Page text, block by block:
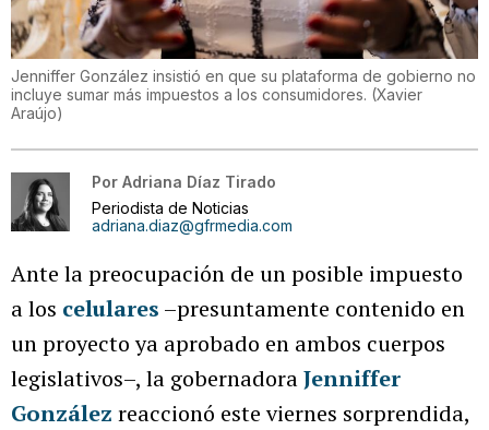
Jenniffer González insistió en que su plataforma de gobierno no
incluye sumar más impuestos a los consumidores. (Xavier
Araújo)
Por Adriana Díaz Tirado
Periodista de Noticias
adriana.diaz@gfrmedia.com
Ante la preocupación de un posible impuesto
a los celulares –presuntamente contenido en
un proyecto ya aprobado en ambos cuerpos
legislativos–, la gobernadoraJenniffer
González reaccionó este viernes sorprendida,